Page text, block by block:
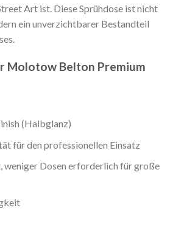
Art ist. Diese Sprühdose ist nicht
ein unverzichtbarer Bestandteil
Molotow Belton Premium
(Halbglanz)
für den professionellen Einsatz
Dosen erforderlich für große